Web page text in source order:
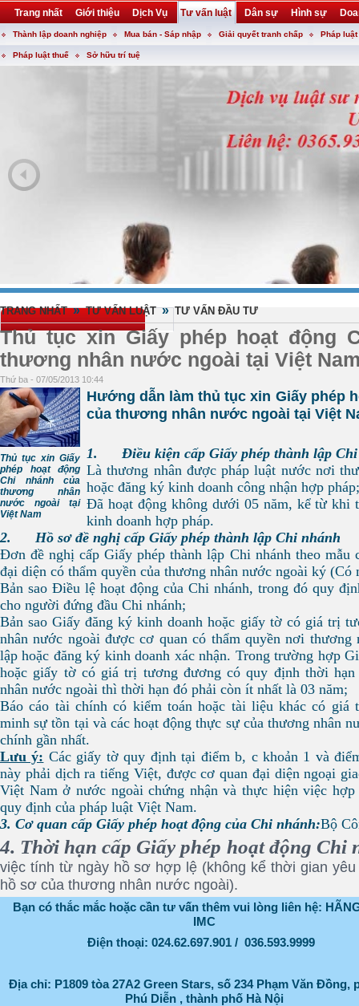
Trang nhất Giới thiệu Dịch Vụ Tư vấn luật Dân sự Hình sự
Khuyến mại Liên hệ forum utility
Thành lập doanh nghiệp Mua bán - Sáp nhập Giải quyết tranh chấp Pháp
Pháp luật thuế Sở hữu trí tuệ
TRANG NHẤT » TƯ VẤN LUẬT » TƯ VẤN ĐẦU TƯ
Thủ tục xin Giấy phép hoạt động
thương nhân nước ngoài tại Việt
Thứ ba - 07/05/2013 10:44
Thủ tục xin Giấy
phép hoạt động
Chi nhánh của
thương nhân
nước ngoài tại
Việt Nam
Hướng dẫn làm thủ tục xin Giấy phép
của thương nhân nước ngoài tại Việt
1. Điều kiện cấp Giấy phép thành lập Chi
Là thương nhân được pháp luật nước nơi
hoặc đăng ký kinh doanh công nhận hợp pháp;
Đã hoạt động không dưới 05 năm, kể từ khi
kinh doanh hợp pháp.
2. Hồ sơ đề nghị cấp Giấy phép thành lập Chi nhánh
Đơn đề nghị cấp Giấy phép thành lập Chi nhánh theo mẫu
đại diện có thẩm quyền của thương nhân nước ngoài ký (Có
Bản sao Điều lệ hoạt động của Chi nhánh, trong đó quy
cho người đứng đầu Chi nhánh;
Bản sao Giấy đăng ký kinh doanh hoặc giấy tờ có giá trị
nhân nước ngoài được cơ quan có thẩm quyền nơi thương
lập hoặc đăng ký kinh doanh xác nhận. Trong trường hợp
hoặc giấy tờ có giá trị tương đương có quy định thời hạn
nhân nước ngoài thì thời hạn đó phải còn ít nhất là 03 năm;
Báo cáo tài chính có kiểm toán hoặc tài liệu khác có giá
minh sự tồn tại và các hoạt động thực sự của thương nhân
chính gần nhất.
Lưu ý: Các giấy tờ quy định tại điểm b, c khoản 1 và
này phải dịch ra tiếng Việt, được cơ quan đại diện ngoại
Việt Nam ở nước ngoài chứng nhận và thực hiện việc hợp
quy định của pháp luật Việt Nam.
3. Cơ quan cấp Giấy phép hoạt động của Chi nhánh:Bộ
4. Thời hạn cấp Giấy phép hoạt động Chi
việc tính từ ngày hồ sơ hợp lệ (không kể thời gian
hồ sơ của thương nhân nước ngoài).
Bạn có thắc mắc hoặc cần tư vấn thêm vui lòng liên hệ:
IMC
Điện thoại: 024.62.697.901 / 036.593.9999
Địa chỉ: P1809 tòa 27A2 Green Stars, số 234 Phạm Văn Đồng,
Phú Diễn , thành phố Hà Nội